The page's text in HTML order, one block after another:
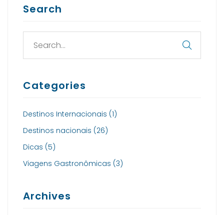
Search
Categories
Destinos Internacionais (1)
Destinos nacionais (26)
Dicas (5)
Viagens Gastronômicas (3)
Archives